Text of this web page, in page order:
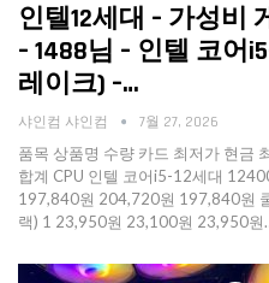
인텔12세대 – 가성비
– 1488님 – 인텔 코어
레이크) –…
샤인컴 샤인컴 7월 27, 2026
품목 상품명 수량 카드 최저가 현금
합계 CPU 인텔 코어i5-12세대
197,840원 204,720원 197,840원
랙) 1 23,950원 23,100원 23,950원